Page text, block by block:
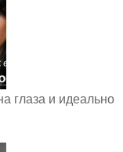
глаза и идеально